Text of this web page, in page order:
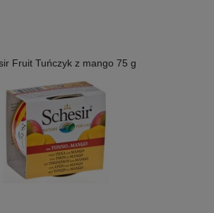
Fruit Tuńczyk z mango 75 g